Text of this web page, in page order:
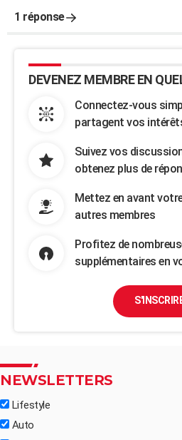
1 réponse
DEVENEZ MEMBRE EN
Connectez-vous
partagent vos
Suivez vos
obtenez plus de
Mettez en avant
autres membres
Profitez de
supplémentaires en
NEWSLETTERS
Lifestyle
Auto